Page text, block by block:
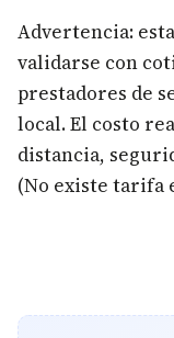
Advertencia:
validarse con
prestadores de
local. El costo
distancia,
(No existe tarifa